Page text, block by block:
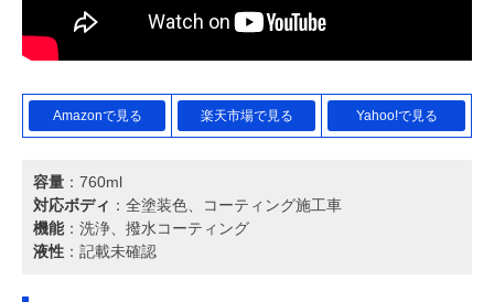
Amazonで見る 楽天市場で見る Yahoo!で見る
容量 ：760ml
対応ボディ ：全塗装色、コーティング施工車
機能：洗浄、撥水コーティング
液性 ：記載未確認